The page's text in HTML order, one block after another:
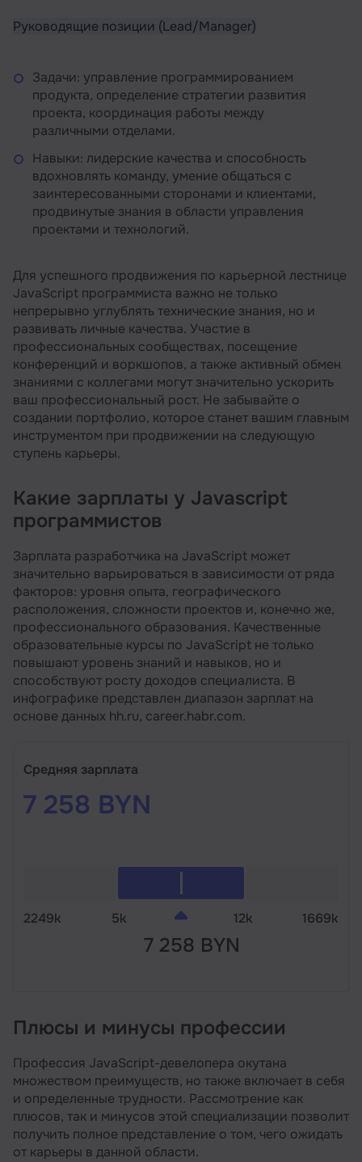
Руководящие позиции (Lead/Manager)
Задачи: управление программированием
продукта, определение стратегии развития
проекта, координация работы между
различными отделами.
Навыки: лидерские качества и способность
вдохновлять команду, умение общаться с
заинтересованными сторонами и клиентами,
продвинутые знания в области управления
проектами и технологий.
Для успешного продвижения по карьерной лестнице
JavaScript программиста важно не только
непрерывно углублять технические знания, но и
развивать личные качества. Участие в
профессиональных сообществах, посещение
конференций и воркшопов, а также активный обмен
знаниями с коллегами могут значительно ускорить
ваш профессиональный рост. Не забывайте о
создании портфолио, которое станет вашим главным
инструментом при продвижении на следующую
ступень карьеры.
Какие зарплаты у Javascript
программистов
Зарплата разработчика на JavaScript может
значительно варьироваться в зависимости от ряда
факторов: уровня опыта, географического
расположения, сложности проектов и, конечно же,
профессионального образования. Качественные
образовательные курсы по JavaScript не только
повышают уровень знаний и навыков, но и
способствуют росту доходов специалиста. В
инфографике представлен диапазон зарплат на
основе данных hh.ru, career.habr.com.
Средняя зарплата
7 258 BYN
2249k 5k
7 258 BYN
12k 1669k
Плюсы и минусы профессии
Профессия JavaScript-девелопера окутана
множеством преимуществ, но также включает в себя
и определенные трудности. Рассмотрение как
плюсов, так и минусов этой специализации позволит
получить полное представление о том, чего ожидать
от карьеры в данной области.